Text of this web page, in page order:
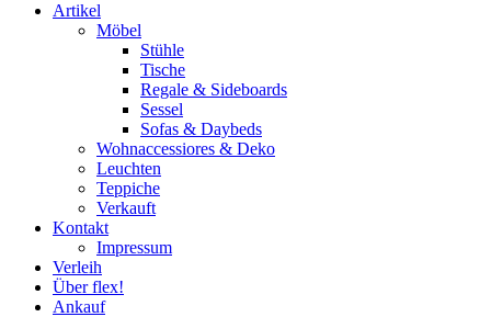
Artikel
Möbel
Stühle
Tische
Regale & Sideboards
Sessel
Sofas & Daybeds
Wohnaccessiores & Deko
Leuchten
Teppiche
Verkauft
Kontakt
Impressum
Verleih
Über flex!
Ankauf